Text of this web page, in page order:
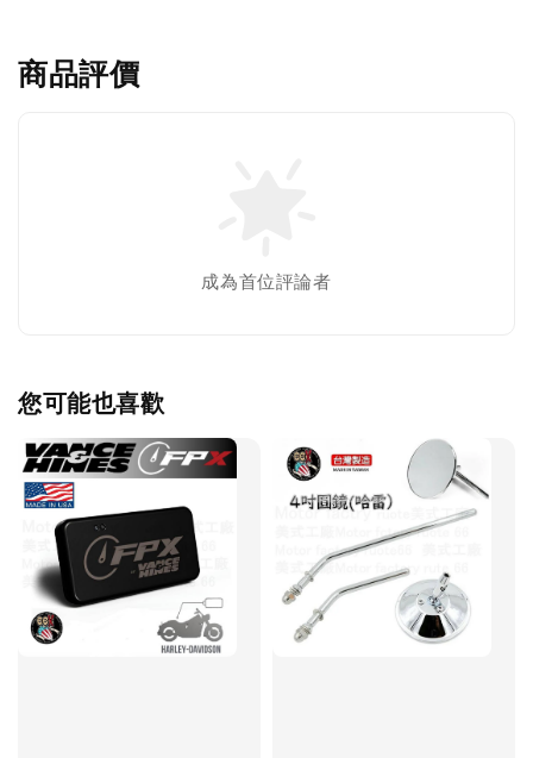
商品評價
成為首位評論者
您可能也喜歡